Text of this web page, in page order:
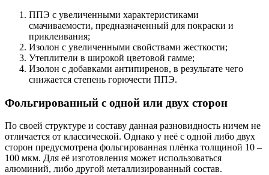
ППЭ с увеличенными характеристиками
смачиваемости, предназначенный для покраски и
приклеивания;
Изолон с увеличенными свойствами жесткости;
Утеплители в широкой цветовой гамме;
Изолон с добавками антипиренов, в результате чего
снижается степень горючести ППЭ.
Фольгированный с одной или двух сторон
По своей структуре и составу данная разновидность ничем не
отличается от классической. Однако у неё с одной либо двух
сторон предусмотрена фольгированная плёнка толщиной 10 –
100 мкм. Для её изготовления может использоваться
алюминий, либо другой металлизированный состав.